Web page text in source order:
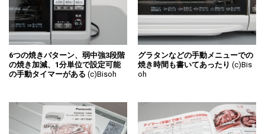
6つの焼きパターン、弱中強3段階
の焼き加減、1分単位で設定可能
の手動タイマーがある (c)Bisoh
グラタンなどの手動メニューでの
焼き時間も書いてあったり (c)Bis
oh